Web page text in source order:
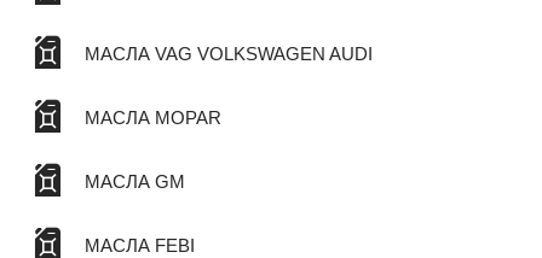
МАСЛА VAG VOLKSWAGEN AUDI
МАСЛА MOPAR
МАСЛА GM
МАСЛА FEBI